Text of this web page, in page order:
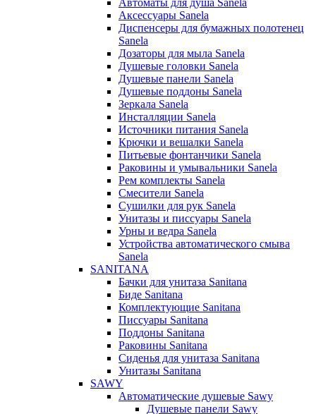
Автоматы для душа Sanela
Аксессуары Sanela
Диспенсеры для бумажных полотенец
Sanela
Дозаторы для мыла Sanela
Душевые головки Sanela
Душевые панели Sanela
Душевые поддоны Sanela
Зеркала Sanela
Инсталляции Sanela
Источники питания Sanela
Крючки и вешалки Sanela
Питьевые фонтанчики Sanela
Раковины и умывальники Sanela
Рем комплекты Sanela
Смесители Sanela
Сушилки для рук Sanela
Унитазы и писсуары Sanela
Урны и ведра Sanela
Устройства автоматического смыва
Sanela
SANITANA
Бачки для унитаза Sanitana
Биде Sanitana
Комплектующие Sanitana
Писсуары Sanitana
Поддоны Sanitana
Раковины Sanitana
Сиденья для унитаза Sanitana
Унитазы Sanitana
SAWY
Автоматические душевые Sawy
Душевые панели Sawy